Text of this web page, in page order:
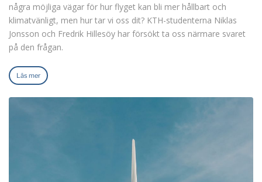
några möjliga vägar för hur flyget kan bli mer hållbart och
klimatvänligt, men hur tar vi oss dit? KTH-studenterna Niklas
Jonsson och Fredrik Hillesöy har försökt ta oss närmare svaret
på den frågan.
Läs mer